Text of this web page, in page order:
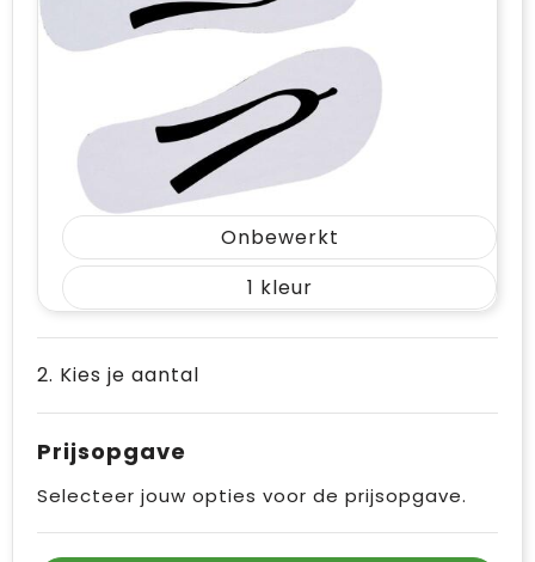
Onbewerkt
1
2. Kies je aantal
Prijsopgave
Selecteer jouw opties voor de prijsopgave.